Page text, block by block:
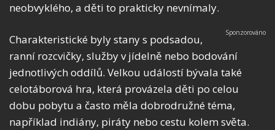
neobvyklého, a děti to prakticky nevnímaly.
Charakteristické byly stany s podsadou,
ranní rozcvičky, služby v jídelně nebo bodování
jednotlivých oddílů. Velkou událostí bývala také
celotáborová hra, která provázela děti po celou
dobu pobytu a často měla dobrodružné téma,
například indiány, piráty nebo cestu kolem světa.